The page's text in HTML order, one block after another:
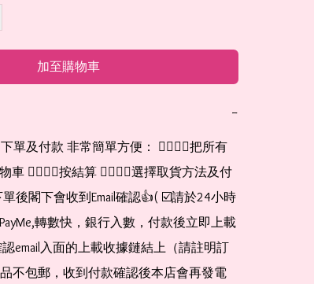
加至購物車
−
單及付款 非常簡單方便： 👉🏻👉🏻把所有
👉🏻👉🏻按結算 👉🏻👉🏻選擇取貨方法及付
後閣下會收到Email確認👍( ☑️請於24小時
轉數快，銀行入數，付款後立即上載
email入面的上載收據鏈結上（請註明訂
不包郵，收到付款確認後本店會再發電